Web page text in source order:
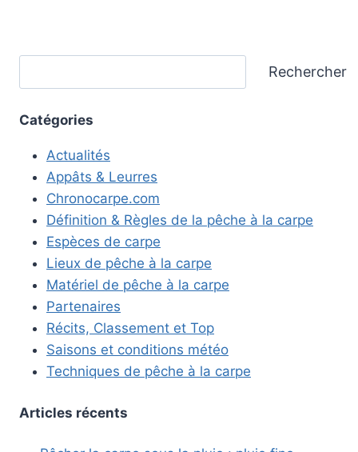
Rechercher
Catégories
Actualités
Appâts & Leurres
Chronocarpe.com
Définition & Règles de la pêche à la carpe
Espèces de carpe
Lieux de pêche à la carpe
Matériel de pêche à la carpe
Partenaires
Récits, Classement et Top
Saisons et conditions météo
Techniques de pêche à la carpe
Articles récents